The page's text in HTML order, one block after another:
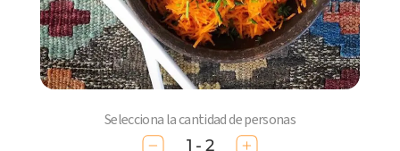
Selecciona la cantidad de personas
1 - 2